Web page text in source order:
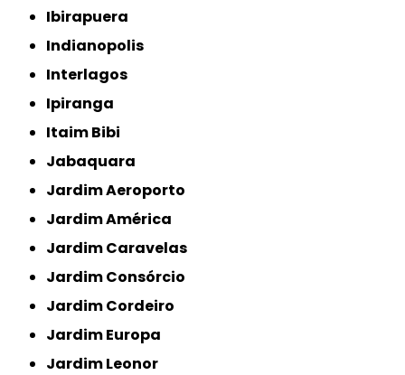
Ibirapuera
Indianopolis
Interlagos
Ipiranga
Itaim Bibi
Jabaquara
Jardim Aeroporto
Jardim América
Jardim Caravelas
Jardim Consórcio
Jardim Cordeiro
Jardim Europa
Jardim Leonor